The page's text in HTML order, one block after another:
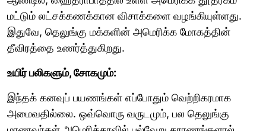
மட்டும் லட்சக்கணக்கான விசாக்களை வழங்கியுள்ளது.
இதுவே, தெலுங்கு மக்களின் அமெரிக்க மோகத்தின்
தீவிரத்தை உணர்த்துகிறது.
உயிர் பலிகளும், சோகமும்:
இந்தக் கனவுப் பயணங்கள் எப்போதும் வெற்றிகரமாக
அமைவதில்லை. ஒவ்வொரு வருடமும், பல தெலுங்கு